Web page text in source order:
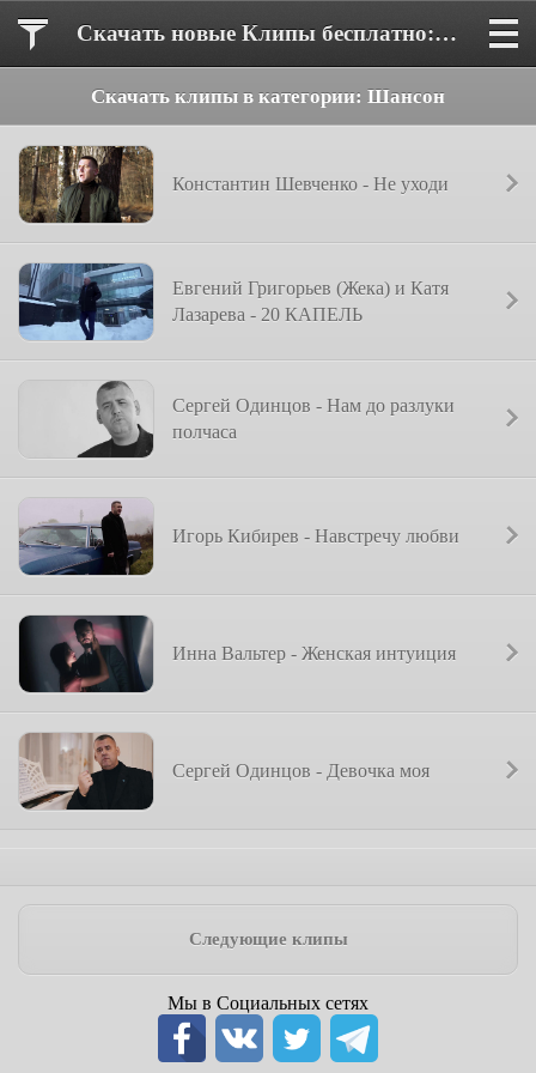
Скачать новые Клипы бесплатно: MP4, HD, 4K, Смотреть онлайн
Скачать клипы в категории: Шансон
Константин Шевченко - Не уходи
Евгений Григорьев (Жека) и Катя
Лазарева - 20 КАПЕЛЬ
Cергей Одинцов - Нам до разлуки
полчаса
Игорь Кибирев - Навстречу любви
Инна Вальтер - Женская интуиция
Сергей Одинцов - Девочка моя
Следующие клипы
Мы в Социальных сетях